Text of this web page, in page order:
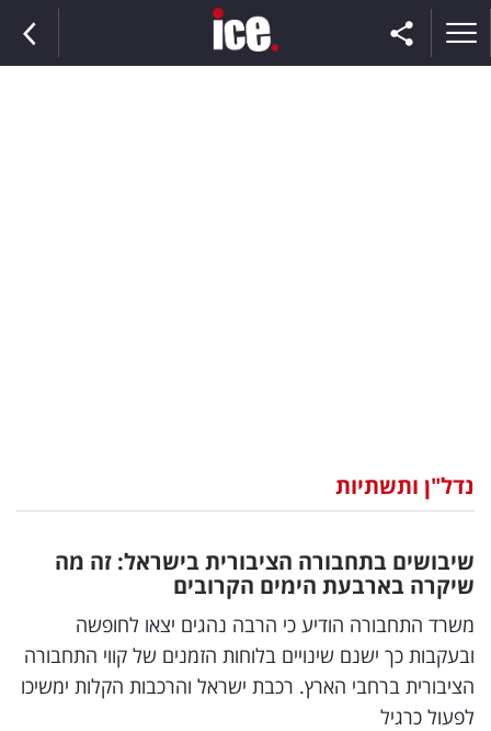
וצרכנות
דיגיטל
וטק
שיווק
ופרסום
נדל"ן ותשתיות
שיבושים בתחבורה הציבורית בישראל: זה מה
שיקרה בארבעת הימים הקרובים
משרד התחבורה הודיע כי הרבה נהגים יצאו לחופשה
ובעקבות כך ישנם שינויים בלוחות הזמנים של קווי התחבורה
הציבורית ברחבי הארץ. רכבת ישראל והרכבות הקלות ימשיכו
לפעול כרגיל